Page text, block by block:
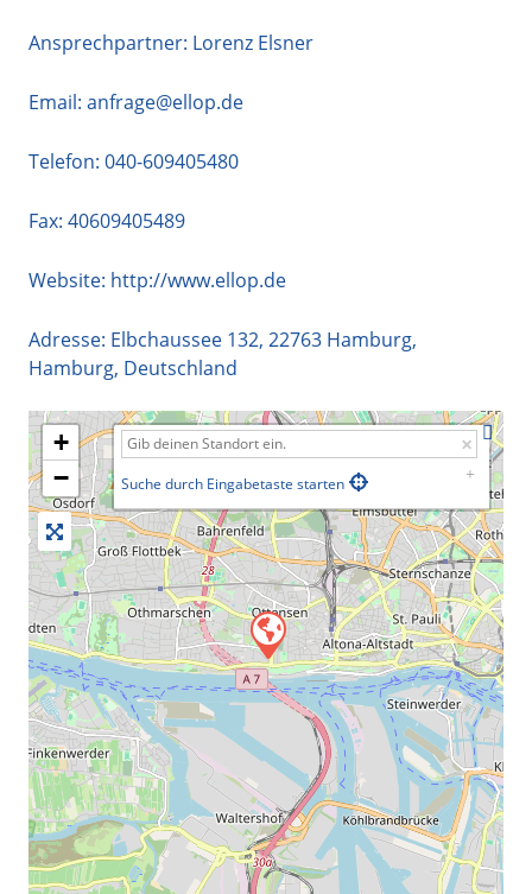
Ansprechpartner: Lorenz Elsner
Email: anfrage@ellop.de
Telefon: 040-609405480
Fax: 40609405489
Website: http://www.ellop.de
Adresse: Elbchaussee 132, 22763 Hamburg,
Hamburg, Deutschland
+
−
Suche durch Eingabetaste starten